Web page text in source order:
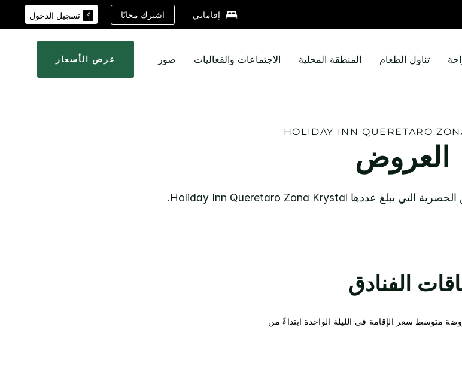
إقاماتي اشترك مجانًا تسجيل الدخول
تناول الطعام المنطقة المحلية الاجتماعات والفعاليات صور عرض الأسعار
HOLIDAY INN QUERETARO
العروض
التي يبلغ عددها Holiday Inn Queretaro Zona Krystal
.
الفنادق
متوسط سعر الإقامة في الليلة الواحدة ابتداءً من